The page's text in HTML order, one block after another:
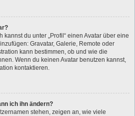
kannst du unter „Profil“ einen Avatar über eine
Gravatar, Galerie, Remote oder
kann bestimmen, ob und wie die
Wenn du keinen Avatar benutzen kannst,
kontaktieren.
ich ihn ändern?
stehen, zeigen an, wie viele